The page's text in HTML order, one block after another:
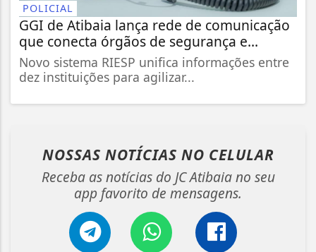
POLICIAL
GGI de Atibaia lança rede de comunicação
que conecta órgãos de segurança e...
Novo sistema RIESP unifica informações entre
dez instituições para agilizar...
NOSSAS NOTÍCIAS NO CELULAR
Receba as notícias do JC Atibaia no seu
app favorito de mensagens.